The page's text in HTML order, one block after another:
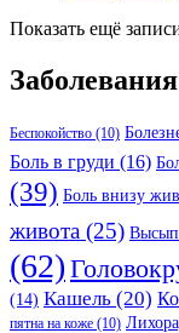
Показать ещё
Беспокойство (10)
Боль в груди (16)
(39) Боль внизу
живота (25)
(62)
(14) Кашель (20)
пятна на коже (10)